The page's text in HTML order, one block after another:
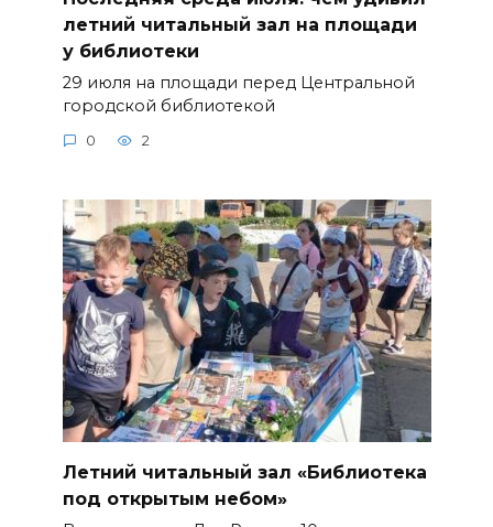
летний читальный зал на площади
у библиотеки
29 июля на площади перед Центральной
городской библиотекой
0 2
Летний читальный зал «Библиотека
под открытым небом»